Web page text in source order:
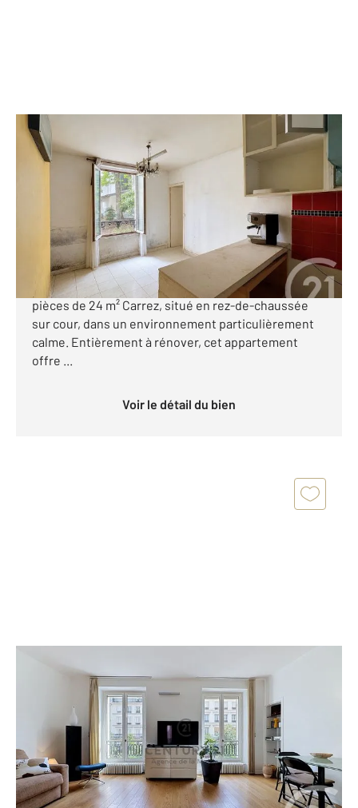
PARIS 75015
24,32 m2 , 2 pièces
Ref : 1508
Appartement F2 à vendre
203 000 €
Pasteur 2 pièces à rénover au calme. À seulement 30
secondes à pied du métro Pasteur, découvrez ce 2
pièces de 24 m² Carrez, situé en rez-de-chaussée
sur cour, dans un environnement particulièrement
calme. Entièrement à rénover, cet appartement
offre ...
Voir le détail du bien
PARIS 75011
, 2 pièces
Appartement F2 à vendre
595 000 €
À deux pas de la place Léon Blum, du métro Voltaire